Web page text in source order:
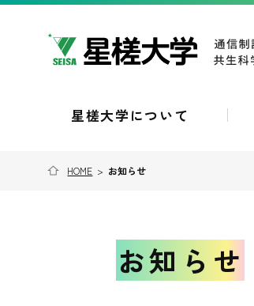
星槎大学について
HOME > お知らせ
お知らせ